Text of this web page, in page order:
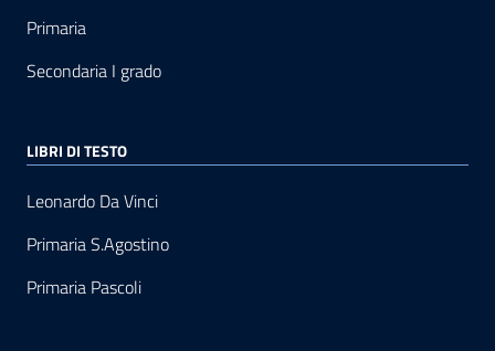
Primaria
Secondaria I grado
LIBRI DI TESTO
Leonardo Da Vinci
Primaria S.Agostino
Primaria Pascoli